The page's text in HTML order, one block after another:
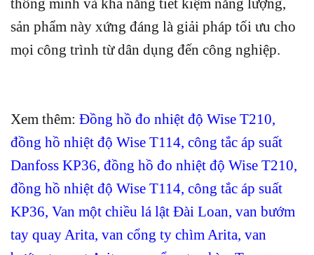
sản phẩm này xứng đáng là giải pháp tối ưu cho
mọi công trình từ dân dụng đến công nghiệp.
Xem thêm: Đồng hồ đo nhiệt độ Wise T210,
đồng hồ nhiệt độ Wise T114, công tắc áp suất
Danfoss KP36, đồng hồ đo nhiệt độ Wise T210,
đồng hồ nhiệt độ Wise T114, công tắc áp suất
KP36, Van một chiều lá lật Đài Loan, van bướm
tay quay Arita, van cổng ty chìm Arita, van